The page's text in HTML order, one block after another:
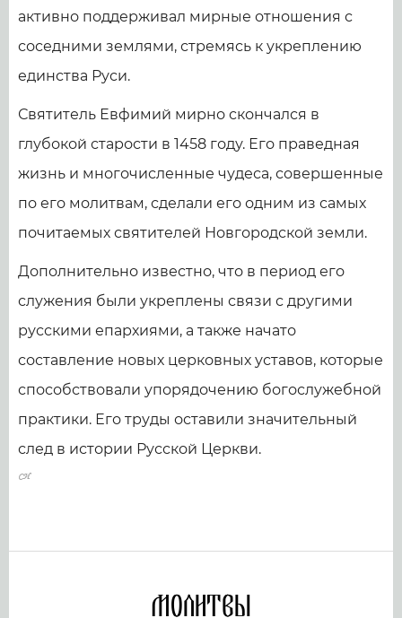
активно поддерживал мирные отношения с
соседними землями, стремясь к укреплению
единства Руси.
Святитель Евфимий мирно скончался в
глубокой старости в 1458 году. Его праведная
жизнь и многочисленные чудеса, совершенные
по его молитвам, сделали его одним из самых
почитаемых святителей Новгородской земли.
Дополнительно известно, что в период его
служения были укреплены связи с другими
русскими епархиями, а также начато
составление новых церковных уставов, которые
способствовали упорядочению богослужебной
практики. Его труды оставили значительный
след в истории Русской Церкви.
Молитвы